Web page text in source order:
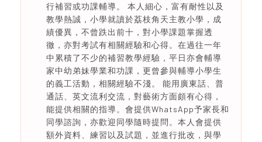
行補習或功課輔導。 本人細心，富有耐性以及
教學熱誠，小學就讀於荔枝角天主教小學，成
績優異，不曾跌出前十，對小學課題掌握透
徹，亦對考試有相關經驗和心得。在過往一年
中累積了不少的補習教學經驗，平日亦會輔導
家中幼弟妹學業和功課，更曾參與輔導小學生
的義工活動，相關經驗不淺。 能用廣東話、普
通話、英文流利交流，對藝術方面頗有心得，
能提供相關的指導。會提供WhatsApp予家長和
同學諮詢，亦歡迎同學隨時提問。本人會提供
額外資料、練習以及試題，並進行批改，與學